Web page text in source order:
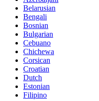
Belarusian
Bengali
Bosnian
Bulgarian
Cebuano
Chichewa
Corsican
Croatian
Dutch
Estonian
Filipino